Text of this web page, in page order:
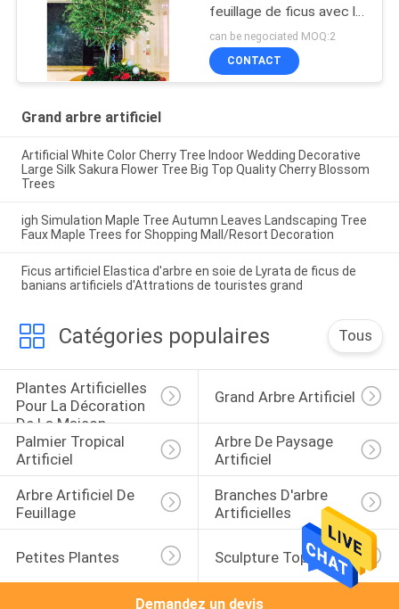
feuillage de ficus avec le
vert luxuriant ne part
d'aucune lumière du soleil
can be negociated MOQ:2
CONTACT
Grand arbre artificiel
Artificial White Color Cherry Tree Indoor Wedding Decorative
Large Silk Sakura Flower Tree Big Top Quality Cherry Blossom
Trees
igh Simulation Maple Tree Autumn Leaves Landscaping Tree
Faux Maple Trees for Shopping Mall/Resort Decoration
Ficus artificiel Elastica d'arbre en soie de Lyrata de ficus de
banians artificiels d'Attrations de touristes grand
Catégories populaires Tous
Plantes Artificielles
Pour La Décoration
De La Maison
Grand Arbre Artificiel
Palmier Tropical
Artificiel
Arbre De Paysage
Artificiel
Arbre Artificiel De
Feuillage
Branches D'arbre
Artificielles
Petites Plantes Sculpture Topiaire
Demandez un devis